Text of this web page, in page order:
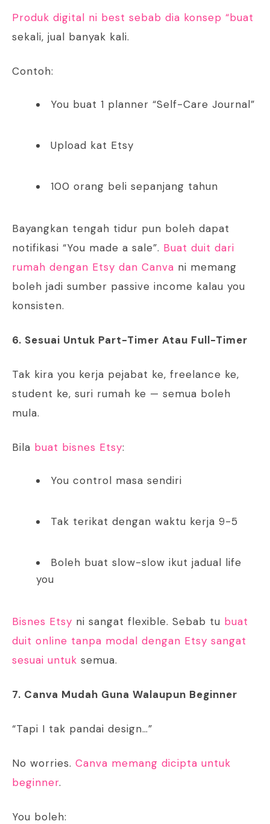
Produk digital ni best sebab dia konsep “buat
sekali, jual banyak kali.
Contoh:
You buat 1 planner “Self-Care Journal”
Upload kat Etsy
100 orang beli sepanjang tahun
Bayangkan tengah tidur pun boleh dapat
notifikasi “You made a sale”. Buat duit dari
rumah dengan Etsy dan Canva ni memang
boleh jadi sumber passive income kalau you
konsisten.
6. Sesuai Untuk Part-Timer Atau Full-Timer
Tak kira you kerja pejabat ke, freelance ke,
student ke, suri rumah ke — semua boleh
mula.
Bila buat bisnes Etsy:
You control masa sendiri
Tak terikat dengan waktu kerja 9-5
Boleh buat slow-slow ikut jadual life
you
Bisnes Etsy ni sangat flexible. Sebab tu buat
duit online tanpa modal dengan Etsy sangat
sesuai untuk semua.
7. Canva Mudah Guna Walaupun Beginner
“Tapi I tak pandai design…”
No worries. Canva memang dicipta untuk
beginner.
You boleh: